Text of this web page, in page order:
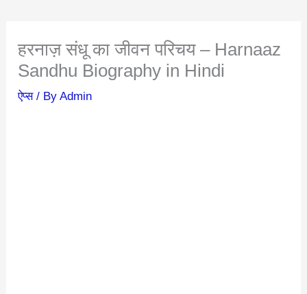
हरनाज़ संधू का जीवन परिचय – Harnaaz
Sandhu Biography in Hindi
ऐप्स/ ByAdmin